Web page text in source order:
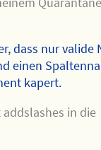
dass nur valide
einen
kapert.
in die